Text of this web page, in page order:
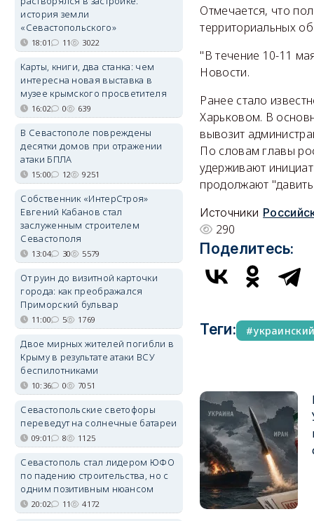
Отмечается, что
территориальных
"В течение 10-11
Новости.
Ранее стало
Харьковом. В
вывозит
По словам главы
удерживают
продолжают
Источники
290
Поделитесь:
Теги:
история земли
«Севастопольского»
18:01 11 3022
Карты, книги, два станка: чем
интересна новая выставка в
музее крымского просветителя
16:02 0 639
В Севастополе повреждены
десятки домов при отражении
атаки БПЛА
15:00 12 9251
Собственник «ИнтерСтроя»
Евгений Кабанов стал
заслуженным строителем
Севастополя
13:04 30 5579
От руин до визитной карточки
города: как преображался
Приморский бульвар
11:00 5 1769
Двое мирных жителей погибли в
Крыму в результате атаки ВСУ
беспилотниками
10:36 0 7051
Севастопольские светофоры
переведут на солнечные батареи
09:01 8 1125
Севастополь стал лидером ЮФО
по падению строительства, но с
одним позитивным нюансом
20:02 11 4172